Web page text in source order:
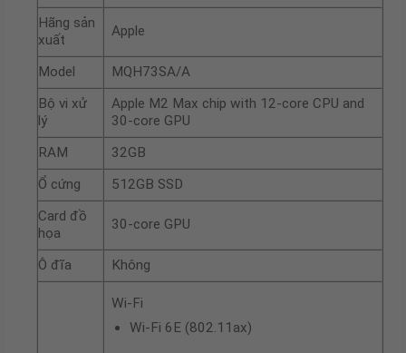
Hãng sản
xuất
Apple
Model
MQH73SA/A
Bộ vi xử
lý
Apple M2 Max chip with 12-core CPU and
30-core GPU
RAM
32GB
Ổ cứng
512GB SSD
Card đồ
họa
30-core GPU
Ô đĩa Không
Wi-Fi
Wi-Fi 6E (802.11ax)